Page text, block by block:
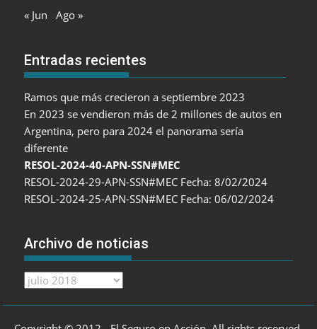
« Jun Ago »
Entradas recientes
Ramos que más crecieron a septiembre 2023
En 2023 se vendieron más de 2 millones de autos en
Argentina, pero para 2024 el panorama sería
diferente
RESOL-2024-40-APN-SSN#MEC
RESOL-2024-29-APN-SSN#MEC Fecha: 8/02/2024
RESOL-2024-25-APN-SSN#MEC Fecha: 06/02/2024
Archivo de noticias
Archivo